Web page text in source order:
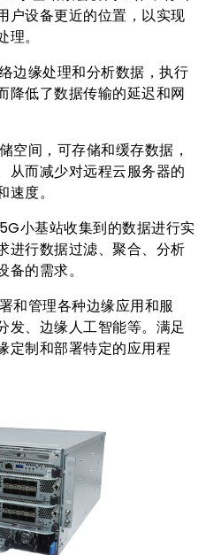
户设备更近的位置，以实现
。
边缘处理和分析数据，执行
降低了数据传输的延迟和网
空间，可存储和缓存数据，
从而减少对远程云服务器的
度。
小基站收集到的数据进行实
进行数据过滤、聚合、分析
的需求。
和管理各种边缘应用和服
发、边缘人工智能等。满足
定制和部署特定的应用程